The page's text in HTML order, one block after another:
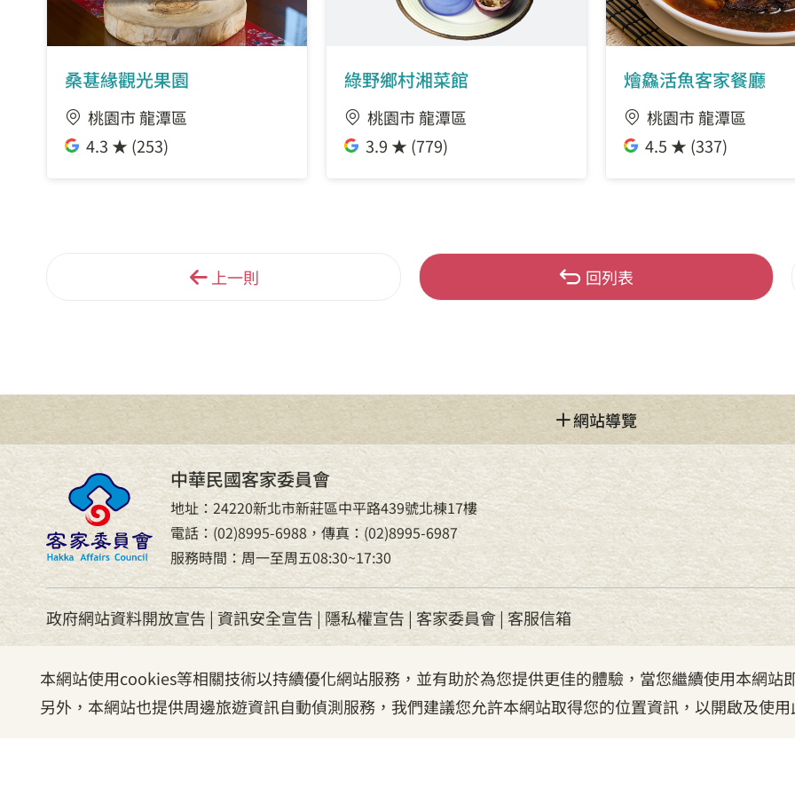
本網站使用cookies等相關技術以持續優化網站服務，並有助於為您提供更佳的體驗，當您繼續使用本網站
另外，本網站也提供周邊旅遊資訊自動偵測服務，我們建議您允許本網站取得您的位置資訊，以開啟及使
桑葚緣觀光果園
桃園市 龍潭區
4.3 ★ (253)
綠野鄉村湘菜館
桃園市 龍潭區
3.9 ★ (779)
燴鱻活魚客家餐廳
桃園市 龍潭區
4.5 ★ (337)
上一則 回列表
網站導覽
中華民國客家委員會
地址：24220新北市新莊區中平路439號北棟17樓
電話：(02)8995-6988，傳真：(02)8995-6987
服務時間：周一至周五08:30~17:30
政府網站資料開放宣告|資訊安全宣告| 隱私權宣告 | 客家委員會| 客服信箱